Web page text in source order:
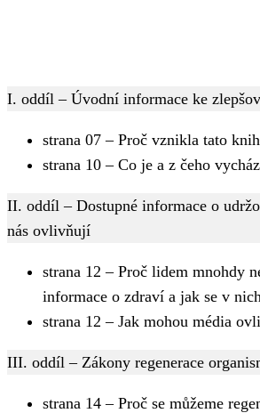
I. oddíl – Úvodní informace ke
strana 07 – Proč vznikla tato
strana 10 – Co je a z čeho
II. oddíl – Dostupné informace o
nás ovlivňují
strana 12 – Proč lidem mnohdy
informace o zdraví a jak se v
strana 12 – Jak mohou média
III. oddíl – Zákony regenerace
strana 14 – Proč se můžeme